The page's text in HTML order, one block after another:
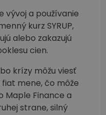
vývoj a používanie
kurz SYRUP,
alebo zakazujú
cien.
krízy môžu viesť
mene, čo môže
Maple Finance a
strane, silný